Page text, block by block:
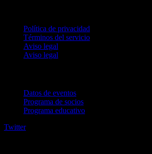
Política de privacidad
Términos del servicio
Aviso legal
Aviso legal
Datos de eventos
Programa de socios
Programa educativo
Twitter